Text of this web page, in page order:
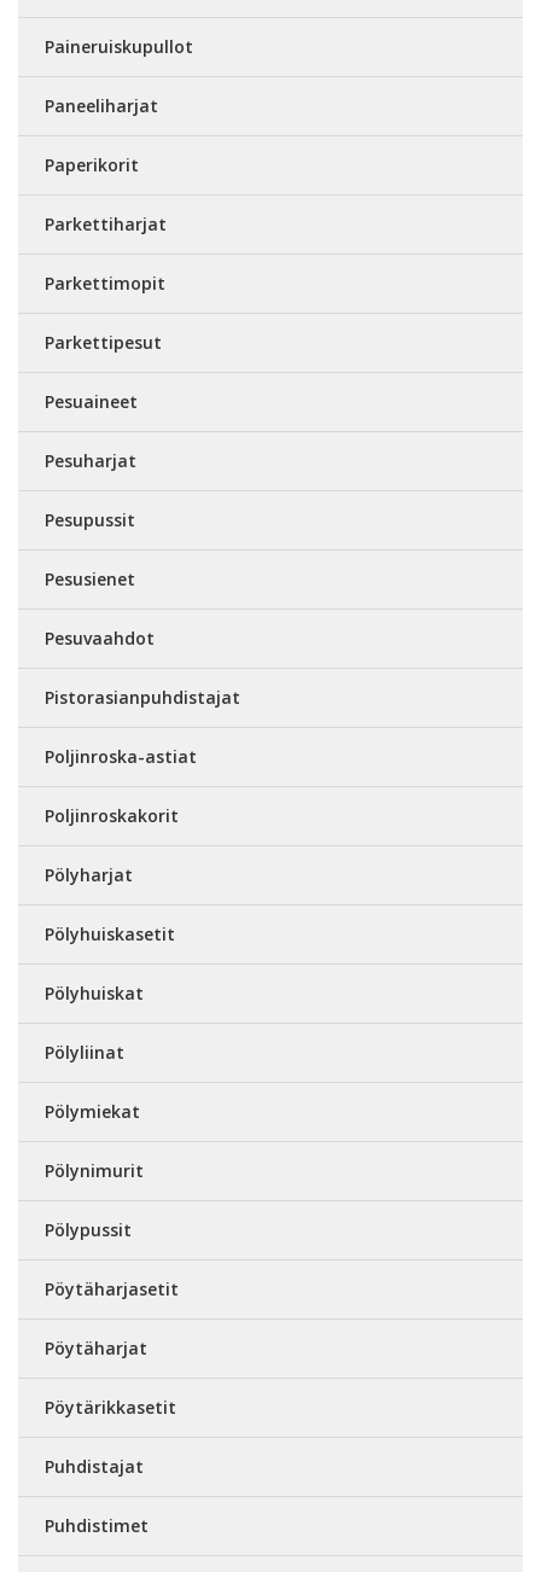
Paineruiskupullot
Paneeliharjat
Paperikorit
Parkettiharjat
Parkettimopit
Parkettipesut
Pesuaineet
Pesuharjat
Pesupussit
Pesusienet
Pesuvaahdot
Pistorasianpuhdistajat
Poljinroska-astiat
Poljinroskakorit
Pölyharjat
Pölyhuiskasetit
Pölyhuiskat
Pölyliinat
Pölymiekat
Pölynimurit
Pölypussit
Pöytäharjasetit
Pöytäharjat
Pöytärikkasetit
Puhdistajat
Puhdistimet